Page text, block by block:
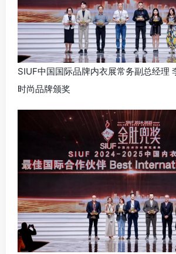
SIUF中国国际品牌内衣展常务副总经理
时尚品牌颁奖